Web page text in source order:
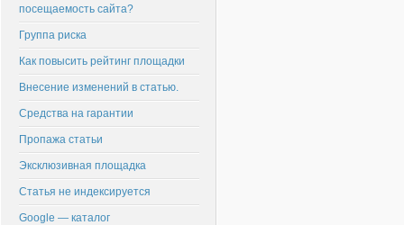
посещаемость сайта?
Группа риска
Как повысить рейтинг площадки
Внесение изменений в статью.
Средства на гарантии
Пропажа статьи
Эксклюзивная площадка
Статья не индексируется
Google — каталог